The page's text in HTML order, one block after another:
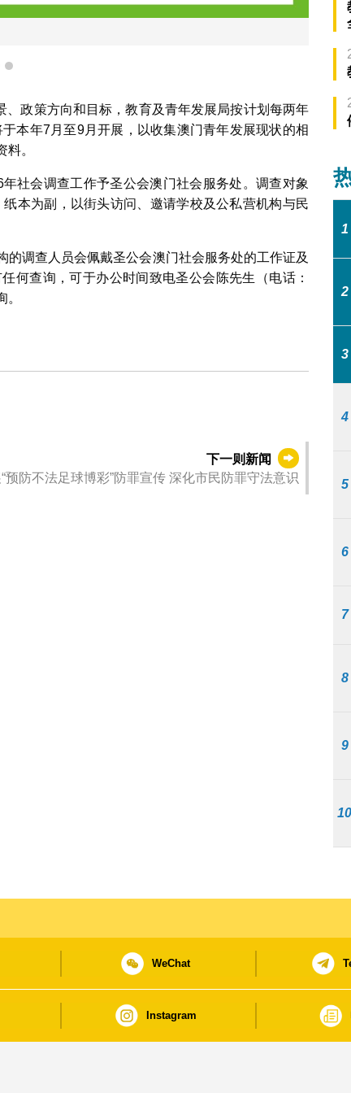
3
政策方向和目标，教育及青年发展局按计划每两年
本年7月至9月开展，以收集澳门青年发展现状的相
。
社会调查工作予圣公会澳门社会服务处。调查对象
本为副，以街头访问、邀请学校及公私营机构与民
调查人员会佩戴圣公会澳门社会服务处的工作证及
何查询，可于办公时间致电圣公会陈先生（电话：
下一则新闻
预防不法足球博彩”防罪宣传 深化市民防罪守法意识
1
2
3
4
5
6
7
8
9
10
WeChat
Instagram